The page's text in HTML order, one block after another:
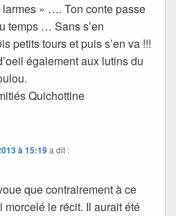
larmes » …. Ton conte passe
temps … Sans s’en
petits tours et puis s’en va !!!
également aux lutins du
Quichottine
à 15:19a dit :
que contrairement à ce
morcelé le récit. Il aurait été